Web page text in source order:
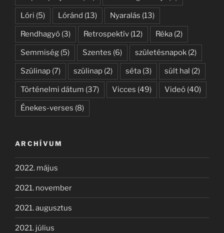
Lóri (5) Lóránd (13) Nyaralás (13)
Rendhagyó (3) Retrospektív (12) Réka (2)
Semmiség (5) Szentes (6) születésnapok (2)
Szülinap (7) szülinap (2) séta (3) sült hal (2)
Történelmi dátum (37) Vicces (49) Videó (40)
Énekes-verses (8)
ARCHÍVUM
2022. május
2021. november
2021. augusztus
2021. július